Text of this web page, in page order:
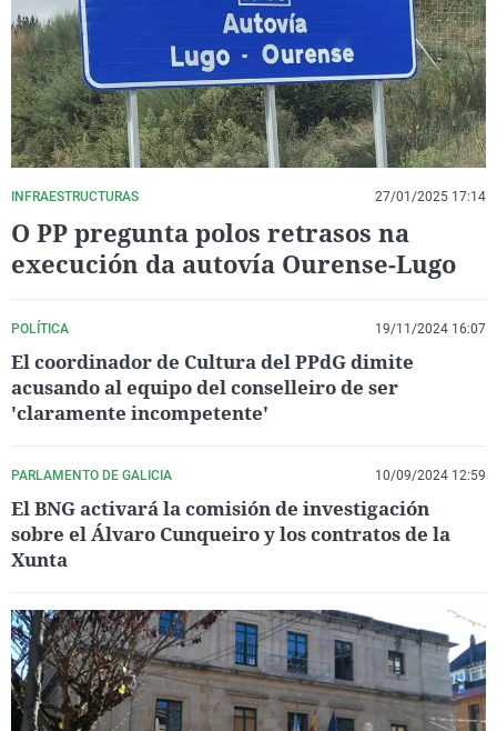
La rosa de los vientos
Gente viajera
Como el perro y el
Retornados
Equipo de
Operación Viuda
Extremadura
Galicia
La Rioja
Navarra
País Vasco
Televisión
Elecciones
INFRAESTRUCTURAS 27/01/2025 17:14
O PP pregunta polos retrasos na
execución da autovía Ourense-Lugo
POLÍTICA 19/11/2024 16:07
El coordinador de Cultura del PPdG dimite
acusando al equipo del conselleiro de ser
'claramente incompetente'
PARLAMENTO DE GALICIA 10/09/2024 12:59
El BNG activará la comisión de investigación
sobre el Álvaro Cunqueiro y los contratos de la
Xunta